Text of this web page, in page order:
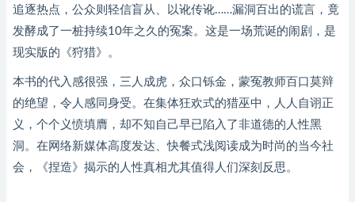
追逐热点，公众则轻信盲从、以讹传讹……漏洞百出的谎言，竟
发酵成了一桩持续10年之久的冤案。这是一场荒诞的闹剧，是
现实版的《狩猎》。
本书的代入感很强，三人成虎，众口铄金，蒙冤教师百口莫辩
的绝望，令人感同身受。在集体狂欢式的猎巫中，人人自诩正
义，个个义愤填膺，却不知自己早已陷入了非道德的人性黑
洞。在网络新媒体高度发达、快餐式浅阅读成为时尚的当今社
会，《捏造》揭示的人性真相尤其值得人们深刻反思。